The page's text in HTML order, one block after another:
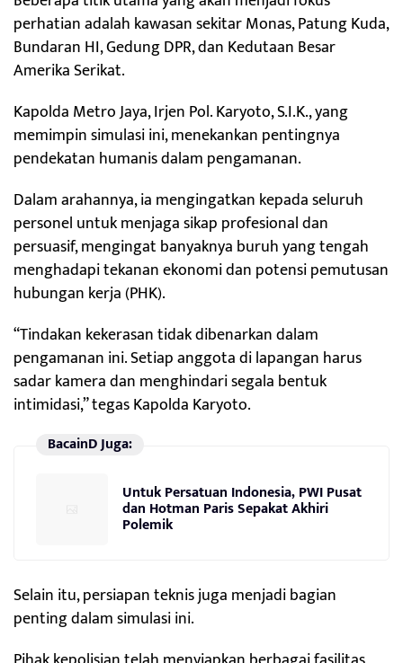
perhatian adalah kawasan sekitar Monas, Patung Kuda,
Bundaran HI, Gedung DPR, dan Kedutaan Besar
Amerika Serikat.
Kapolda Metro Jaya, Irjen Pol. Karyoto, S.I.K., yang
memimpin simulasi ini, menekankan pentingnya
pendekatan humanis dalam pengamanan.
Dalam arahannya, ia mengingatkan kepada seluruh
personel untuk menjaga sikap profesional dan
persuasif, mengingat banyaknya buruh yang tengah
menghadapi tekanan ekonomi dan potensi pemutusan
hubungan kerja (PHK).
“Tindakan kekerasan tidak dibenarkan dalam
pengamanan ini. Setiap anggota di lapangan harus
sadar kamera dan menghindari segala bentuk
intimidasi,” tegas Kapolda Karyoto.
BacainD Juga:
Untuk Persatuan Indonesia, PWI Pusat
dan Hotman Paris Sepakat Akhiri
Polemik
Selain itu, persiapan teknis juga menjadi bagian
penting dalam simulasi ini.